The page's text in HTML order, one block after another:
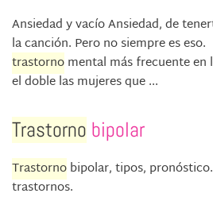
Ansiedad y vacío Ansiedad, de
la canción. Pero no siempre es
trastornomental más frecuente
el doble las mujeres que ...
Trastorno bipolar
Trastornobipolar, tipos,
trastornos.